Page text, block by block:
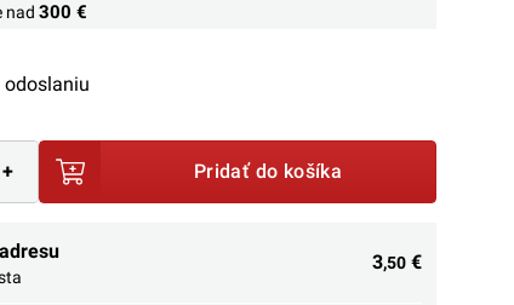
nad 300 €
+ Pridať do košíka
3,50 €